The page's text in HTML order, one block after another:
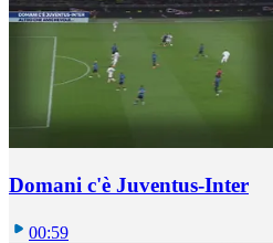
Domani c'è Juventus-Inter
00:59